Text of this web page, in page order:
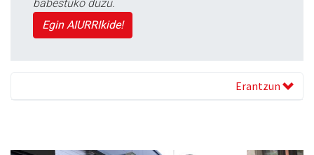
babestuko duzu.
Egin AIURRIkide!
Erantzun